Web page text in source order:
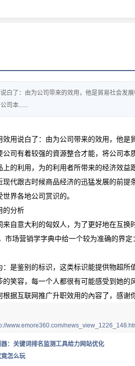
白了：由为公司带来的效用，他是貿易社会发
司本......
效用说白了：由为公司带来的效用，他
公司有着较强的資源整合才能，将公司本
上的利用，为的利用者所带来的经济效
现代跟古时候商品经济的迅猛发展的前
界各地公司赏识的。
的分析
来自意大利的匈奴人，为了更好地在互换
市场营销学字典中给一个较为准确的界
：是鉴别的标识，这类标识能提供物超所
的笑容，每一个人都很有可能感受到她的
根据互联网推广升职效用的內容了，感谢
www.emore360.com/
器：关键词排名监测工具给力网站优化
怎么玩